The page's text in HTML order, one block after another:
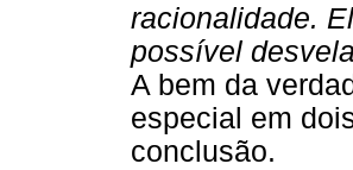
racionalidade.
possível
A bem da
especial em
conclusão.